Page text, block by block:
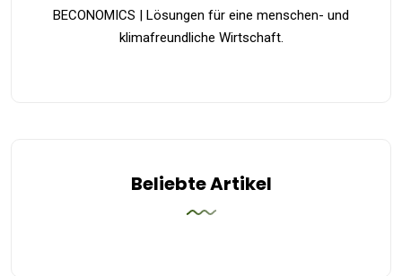
BECONOMICS | Lösungen für eine menschen- und
klimafreundliche Wirtschaft.
Beliebte Artikel